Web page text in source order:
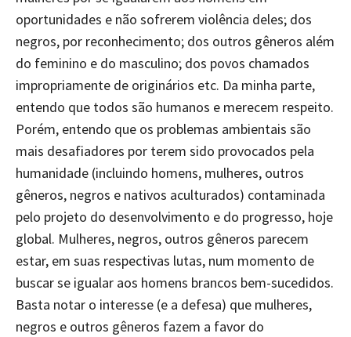
oportunidades e não sofrerem violência deles; dos
negros, por reconhecimento; dos outros gêneros além
do feminino e do masculino; dos povos chamados
impropriamente de originários etc. Da minha parte,
entendo que todos são humanos e merecem respeito.
Porém, entendo que os problemas ambientais são
mais desafiadores por terem sido provocados pela
humanidade (incluindo homens, mulheres, outros
gêneros, negros e nativos aculturados) contaminada
pelo projeto do desenvolvimento e do progresso, hoje
global. Mulheres, negros, outros gêneros parecem
estar, em suas respectivas lutas, num momento de
buscar se igualar aos homens brancos bem-sucedidos.
Basta notar o interesse (e a defesa) que mulheres,
negros e outros gêneros fazem a favor do